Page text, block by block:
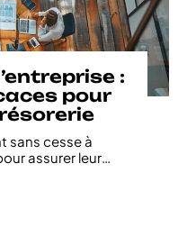
:
pour
sans cesse à
assurer leur…